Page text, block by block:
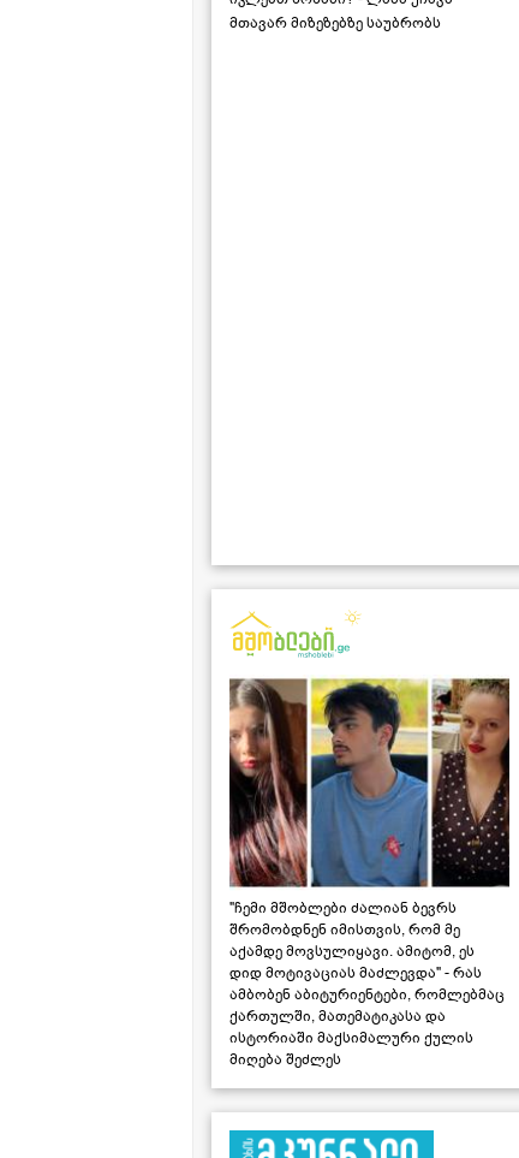
მთავარ მიზეზებზე საუბრობს
"ჩემი მშობლები ძალიან ბევრს
შრომობდნენ იმისთვის, რომ მე
აქამდე მოვსულიყავი. ამიტომ, ეს
დიდ მოტივაციას მაძლევდა" - რას
ამბობენ აბიტურიენტები, რომლებმაც
ქართულში, მათემატიკასა და
ისტორიაში მაქსიმალური ქულის
მიღება შეძლეს